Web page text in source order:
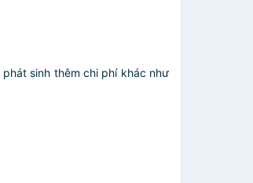
sinh thêm chi phí khác như